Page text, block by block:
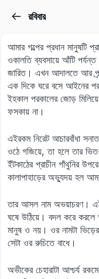
রবিবার
আমার গল্পের প্রধান মানুষটি
ওকালতি ব্যবসায়ে আঁটি
জারিত। এখন আদালতে আর
এক দিকে ঘরে বসে আইনের
ইহকাল পরকালের জোড়
ফসকায় না।
এইরকম নিরেট আচারবাঁধা
ওঠে গজিয়ে, তা হলে তার
ইঁটকাঠের প্রাচীন গাঁথুনির
কালাপাহাড়ের অভ্যুদয় হল
তার আসল নাম অভয়াচরণ। এই
ঘষে উঠিয়ে। বদল করে করলে
মানুষ ও নয়। ওর নামটা ভিড়ের
সেটা ওর রুচিতে বাধে।
অভীকের চেহারাটা আশ্চর্য
Don’t
Remember